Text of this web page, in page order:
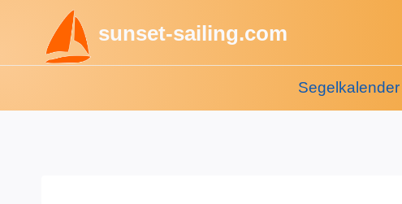
springen
sunset-sailing.com
Segelkalender